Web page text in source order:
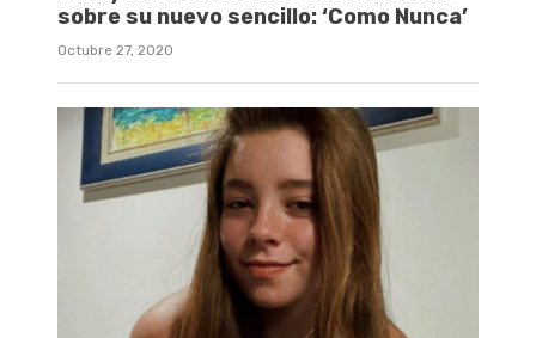
sobre su nuevo sencillo: ‘Como Nunca’
Octubre 27, 2020